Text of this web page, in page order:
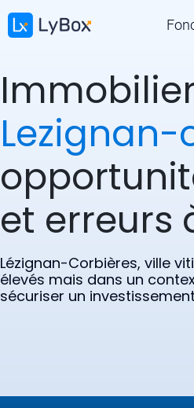
et erreurs
Lézignan-Corbières, ville
élevés mais dans un
sécuriser un